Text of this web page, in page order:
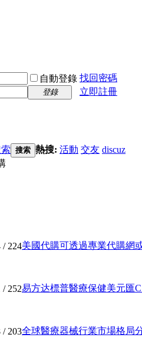
自動登錄 找回密碼
登錄
立即註冊
搜索 熱搜: 活動 交友 discuz
/ 224美國代購可透過專業代購網
/ 252易方达標普醫療保健美元匯C
/ 203全球醫療器械行業市場格局